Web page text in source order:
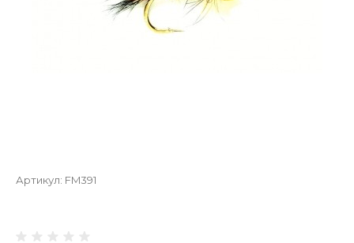
Артикул: FM391